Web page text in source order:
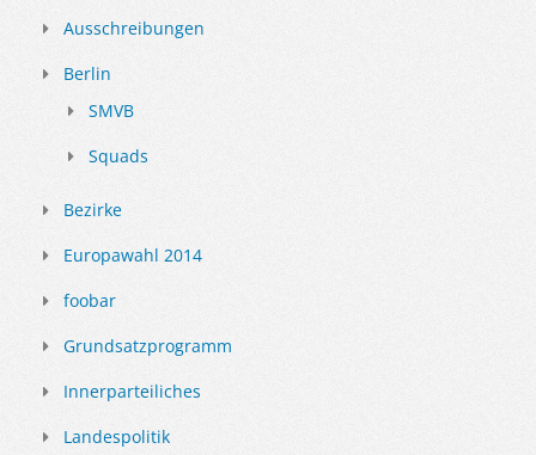
Ausschreibungen
Berlin
SMVB
Squads
Bezirke
Europawahl 2014
foobar
Grundsatzprogramm
Innerparteiliches
Landespolitik